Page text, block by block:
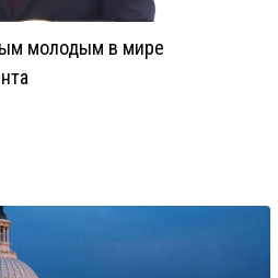
молодым в мире